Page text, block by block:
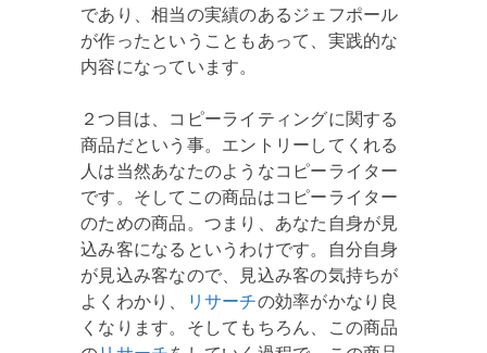
であり、相当の実績のあるジェフポール
が作ったということもあって、実践的な
内容になっています。
２つ目は、コピーライティングに関する
商品だという事。エントリーしてくれる
人は当然あなたのようなコピーライター
です。そしてこの商品はコピーライター
のための商品。つまり、あなた自身が見
込み客になるというわけです。自分自身
が見込み客なので、見込み客の気持ちが
よくわかり、
リサーチの効率がかなり良
くなります。そしてもちろん、この商品